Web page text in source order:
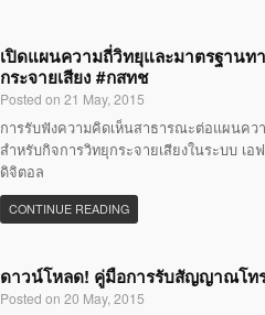
เปิดแผนความถี่วิทยุและมาตรฐานท
กระจายเสียง #กสทช
Posted on 21 May, 2015
การรับฟังความคิดเห็นสาธารณะต่อแผนคว
สำหรับกิจการวิทยุกระจายเสียงในระบบ เอ
ดิจิตอล
CONTINUE READING
ดาวน์โหลด! คู่มือการรับสัญญาณโท
Posted on 20 May, 2015